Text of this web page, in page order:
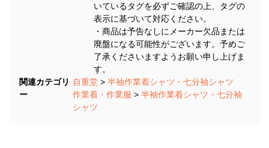
いているタグを必ずご確認の上、タグの
表示に基づいて対応ください。
・商品は予告なしにメーカー欠品または
廃盤になる可能性がございます。予めご
了承くださいますようお願い申し上げま
す。
関連カテゴリ
ー
自重堂 >半袖作業着シャツ・七分袖シャツ
作業着・作業服 >半袖作業着シャツ・七分袖
シャツ